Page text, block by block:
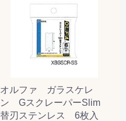
オルファ ガラスケレ
ン GスクレーパーSlim
替刃ステンレス 6枚入